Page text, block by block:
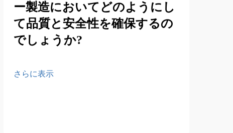
ー製造においてどのようにし
て品質と安全性を確保するの
でしょうか?
さらに表示